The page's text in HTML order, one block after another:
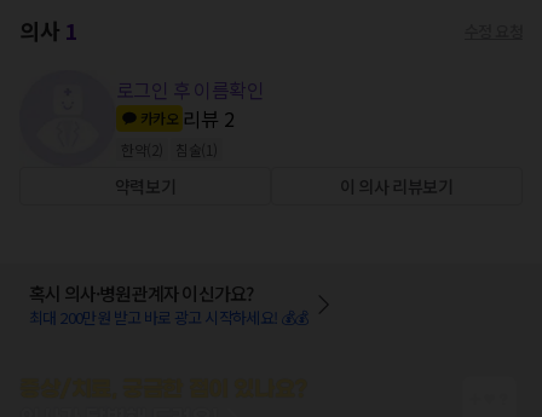
의사 1
로그인 후 이름확인
카카오 리뷰 2
한약 침술
약력보기 이 의사 리뷰보기
혹시 의사·병원관계자 이신가요?
최대 200만원 받고 바로 광고 시작하세요! 💰💰